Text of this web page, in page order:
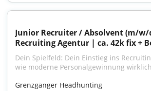
Junior Recruiter / Absolvent (m/w/
Recruiting Agentur | ca. 42k fix +
Dein Spielfeld: Dein Einstieg ins
wie moderne Personalgewinnung
Grenzgänger Headhunting